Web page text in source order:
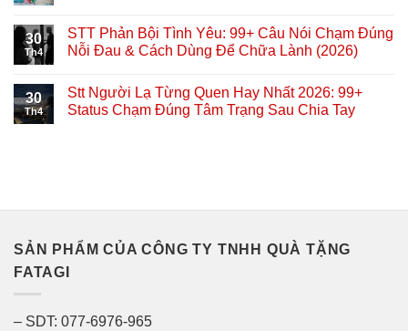
30
Th4
STT Phản Bội Tình Yêu: 99+ Câu Nói Chạm Đúng
Nỗi Đau & Cách Dùng Để Chữa Lành (2026)
30
Th4
Stt Người Lạ Từng Quen Hay Nhất 2026: 99+
Status Chạm Đúng Tâm Trạng Sau Chia Tay
SẢN PHẨM CỦA CÔNG TY TNHH QUÀ TẶNG
FATAGI
– SDT: 077-6976-965